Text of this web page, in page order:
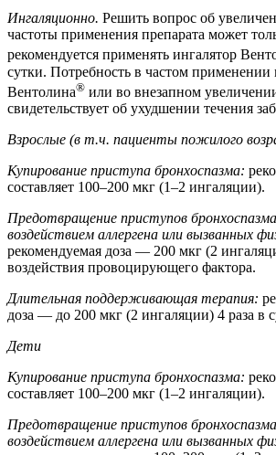
Ингаляционно. Решить вопрос об
частоты применения препарата может
рекомендуется применять ингалятор
сутки. Потребность в частом
Вентолина® или во внезапном
свидетельствует об ухудшении течения
Взрослые (в т.ч. пациенты пожилого
Купирование приступа бронхоспазма:
составляет 100–200 мкг (1–2 ингаляции).
Предотвращение приступов
воздействием аллергена или вызванных
рекомендуемая доза — 200 мкг (2
воздействия провоцирующего фактора.
Длительная поддерживающая терапия:
доза — до 200 мкг (2 ингаляции) 4 раза в
Дети
Купирование приступа бронхоспазма:
составляет 100–200 мкг (1–2 ингаляции).
Предотвращение приступов
воздействием аллергена или вызванных